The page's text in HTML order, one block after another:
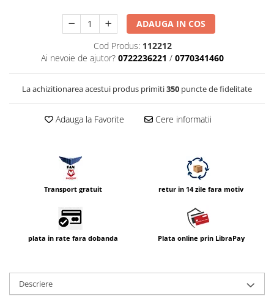
ADAUGA IN COS
Cod Produs: 112212
Ai nevoie de ajutor? 0722236221 / 0770341460
La achizitionarea acestui produs primiti350 puncte de fidelitate
Adauga la Favorite Cere informatii
Transport gratuit retur in 14 zile fara motiv
plata in rate fara dobanda Plata online prin LibraPay
Descriere